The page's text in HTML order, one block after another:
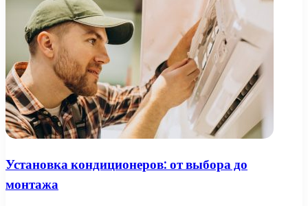
Установка кондиционеров: от выбора до
монтажа